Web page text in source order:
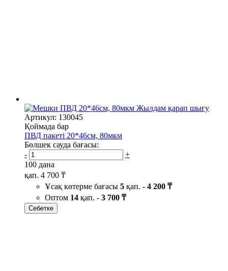
Жылдам қарап шығу
Артикул: 130045
Қоймада бар
ПВД пакеті 20*46см, 80мкм
Бөлшек сауда бағасы:
-
+
100 дана
қап. 4 700 ₸
Ұсақ көтерме бағасы 5 қап. - 4 200 ₸
Оптом 14 қап. - 3 700 ₸
Себетке